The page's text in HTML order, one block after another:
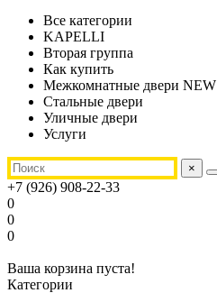
Все категории
KAPELLI
Вторая группа
Как купить
Межкомнатные двери NEW
Стальные двери
Уличные двери
Услуги
×
+7 (926) 908-22-33
0
0
0
Ваша корзина пуста!
Категории